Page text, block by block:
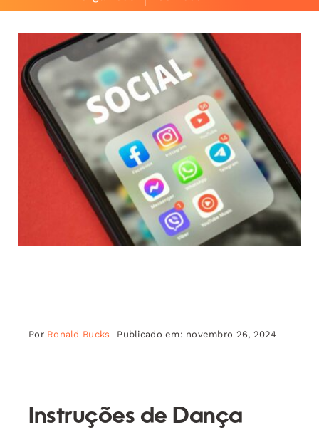
Por Ronald Bucks Publicado em: novembro 26, 2024
Instruções de Dança